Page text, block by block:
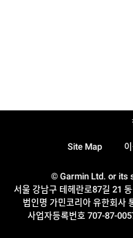
© Garmin Ltd. or its
서울 강남구 테헤란로87길 21
법인명 가민코리아 유한회사
사업자등록번호 707-87-
Site Map